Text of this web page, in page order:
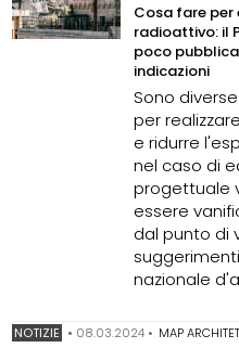
Cosa fare
radioattivo: il
poco
indicazioni
Sono
per
e ridurre
nel caso di
progettuale
essere
dal punto di
nazionale
NOTIZIE • 08.03.2024 • MAP